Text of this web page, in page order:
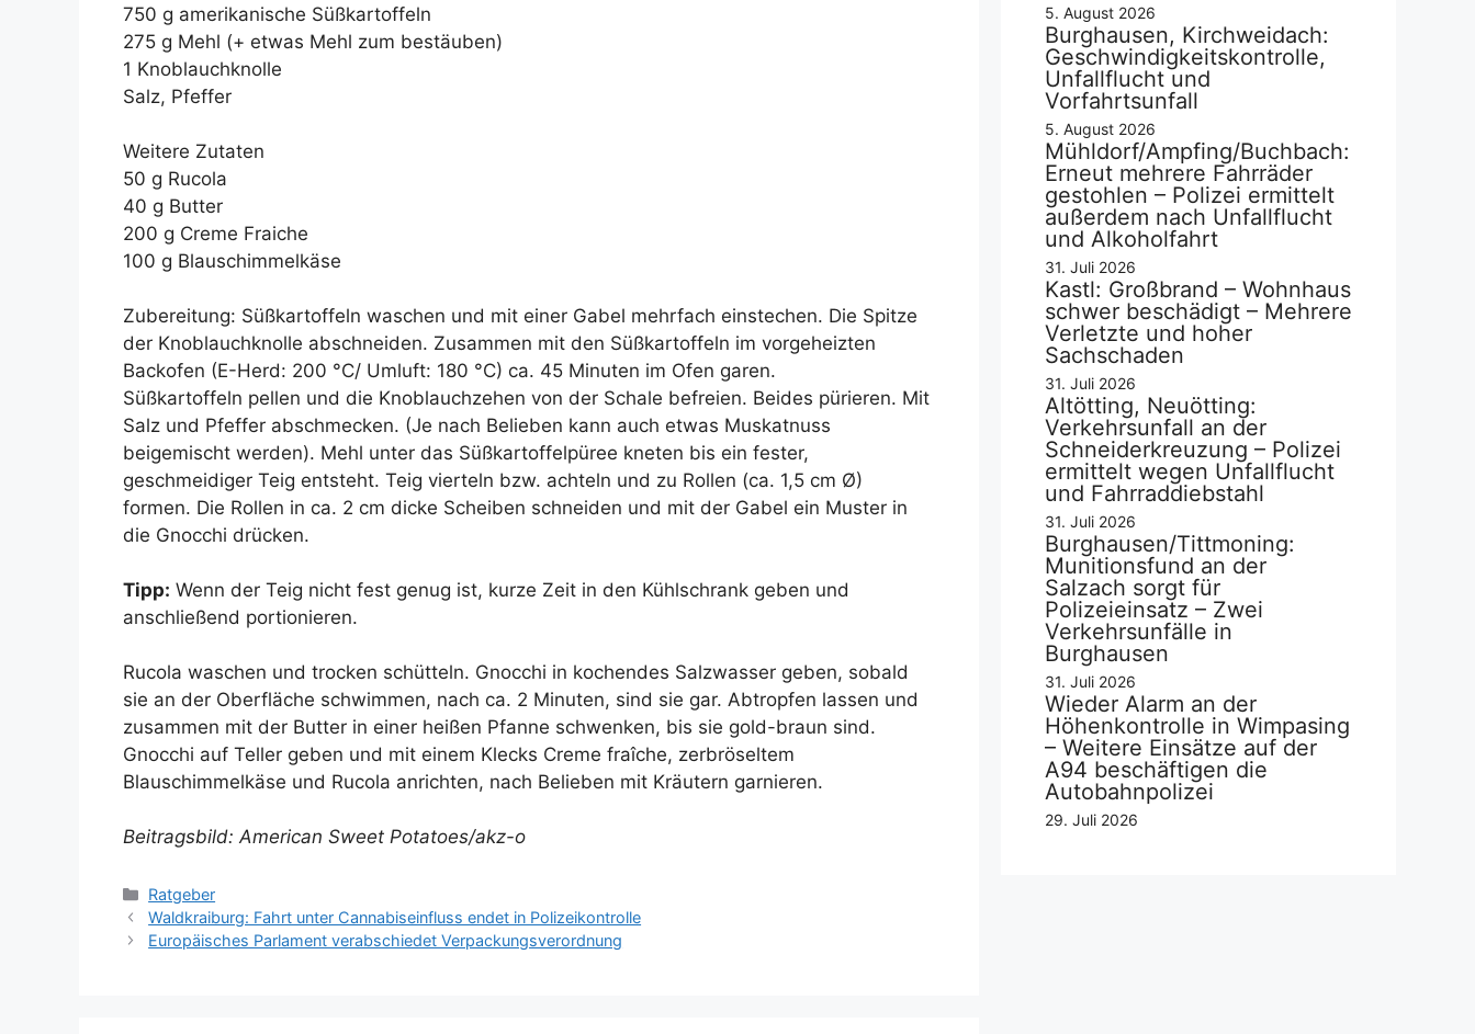
750 g amerikanische Süßkartoffeln
275 g Mehl (+ etwas Mehl zum bestäuben)
1 Knoblauchknolle
Salz, Pfeffer
Weitere Zutaten
50 g Rucola
40 g Butter
200 g Creme Fraiche
100 g Blauschimmelkäse
Zubereitung: Süßkartoffeln waschen und mit einer Gabel mehrfach einstechen. Die Spitze
der Knoblauchknolle abschneiden. Zusammen mit den Süßkartoffeln im vorgeheizten
Backofen (E-Herd: 200 °C/ Umluft: 180 °C) ca. 45 Minuten im Ofen garen.
Süßkartoffeln pellen und die Knoblauchzehen von der Schale befreien. Beides pürieren. Mit
Salz und Pfeffer abschmecken. (Je nach Belieben kann auch etwas Muskatnuss
beigemischt werden). Mehl unter das Süßkartoffelpüree kneten bis ein fester,
geschmeidiger Teig entsteht. Teig vierteln bzw. achteln und zu Rollen (ca. 1,5 cm Ø)
formen. Die Rollen in ca. 2 cm dicke Scheiben schneiden und mit der Gabel ein Muster in
die Gnocchi drücken.
Tipp: Wenn der Teig nicht fest genug ist, kurze Zeit in den Kühlschrank geben und
anschließend portionieren.
Rucola waschen und trocken schütteln. Gnocchi in kochendes Salzwasser geben, sobald
sie an der Oberfläche schwimmen, nach ca. 2 Minuten, sind sie gar. Abtropfen lassen und
zusammen mit der Butter in einer heißen Pfanne schwenken, bis sie gold-braun sind.
Gnocchi auf Teller geben und mit einem Klecks Creme fraîche, zerbröseltem
Blauschimmelkäse und Rucola anrichten, nach Belieben mit Kräutern garnieren.
Beitragsbild: American Sweet Potatoes/akz-o
Kategorien
Ratgeber
Waldkraiburg: Fahrt unter Cannabiseinfluss endet in Polizeikontrolle
Europäisches Parlament verabschiedet Verpackungsverordnung
5. August 2026
Burghausen, Kirchweidach:
Geschwindigkeitskontrolle,
Unfallflucht und
Vorfahrtsunfall
5. August 2026
Mühldorf/Ampfing/Buchbach:
Erneut mehrere Fahrräder
gestohlen – Polizei ermittelt
außerdem nach Unfallflucht
und Alkoholfahrt
31. Juli 2026
Kastl: Großbrand – Wohnhaus
schwer beschädigt – Mehrere
Verletzte und hoher
Sachschaden
31. Juli 2026
Altötting, Neuötting:
Verkehrsunfall an der
Schneiderkreuzung – Polizei
ermittelt wegen Unfallflucht
und Fahrraddiebstahl
31. Juli 2026
Burghausen/Tittmoning:
Munitionsfund an der
Salzach sorgt für
Polizeieinsatz – Zwei
Verkehrsunfälle in
Burghausen
31. Juli 2026
Wieder Alarm an der
Höhenkontrolle in Wimpasing
– Weitere Einsätze auf der
A94 beschäftigen die
Autobahnpolizei
29. Juli 2026